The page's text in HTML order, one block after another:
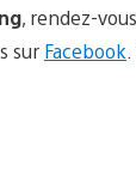
, rendez-
sur Facebook